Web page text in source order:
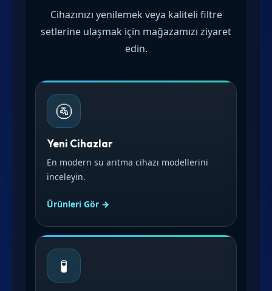
Cihazınızı yenilemek veya kaliteli filtre
setlerine ulaşmak için mağazamızı ziyaret
edin.
🚰
Yeni Cihazlar
En modern su arıtma cihazı modellerini
inceleyin.
Ürünleri Gör →
🧪